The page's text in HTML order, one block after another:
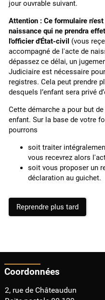
jour ouvrable suivant.
Attention : Ce formulaire
naissance qui ne prendra
l'officier d'État-civil (vous
accompagné de l'acte de
dépassez ce délai, un
Judiciaire est nécessaire
registres. Cela peut prendre
desquels l’enfant sera privé
Cette démarche a pour but
enfant. Sur la base de votre
pourrons
soit traiter
vous recevrez alors
soit vous proposer un
déclaration au guichet.
Reprendre plus tard
Coordonnées
2, rue de Châteaudun